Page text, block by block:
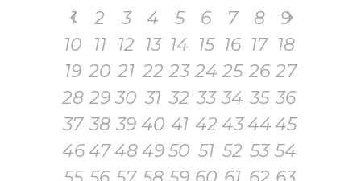
1 2 3 4 5 6 7 8
9
10
11 12 13 14 15 16 17 18
19 20 21 22 23 24 25 26 27
28 29 30 31 32 33 34 35 36
37 38 39 40 41 42 434445
46 474849 50 51 52 53 54